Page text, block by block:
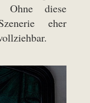
Ohne diese
eher